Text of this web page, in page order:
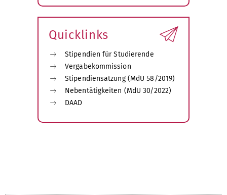
submenu
Quicklinks
Stipendien für Studierende
Vergabekommission
Stipendiensatzung (MdU 58/2019)
Nebentätigkeiten (MdU 30/2022)
DAAD